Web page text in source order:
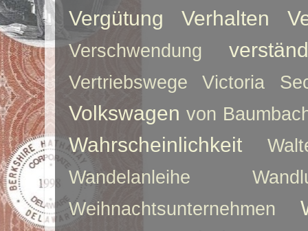
Vergütung Verhalten
Verschwendung
Vertriebswege Victoria
Volkswagen von
Wahrscheinlichkeit
Wandelanleihe
Weihnachtsunternehmen